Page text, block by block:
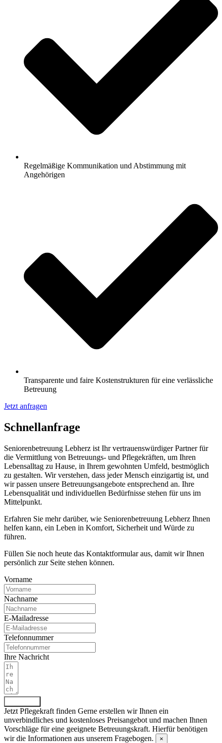
Regelmäßige Kommunikation und Abstimmung mit
Angehörigen
Transparente und faire Kostenstrukturen für eine verlässliche
Betreuung
Jetzt anfragen
Schnell­anfrage
Seniorenbetreuung Lebherz ist Ihr vertrauenswürdiger Partner für
die Vermittlung von Betreuungs- und Pflegekräften, um Ihren
Lebensalltag zu Hause, in Ihrem gewohnten Umfeld, bestmöglich
zu gestalten. Wir verstehen, dass jeder Mensch einzigartig ist, und
wir passen unsere Betreuungsangebote entsprechend an. Ihre
Lebensqualität und individuellen Bedürfnisse stehen für uns im
Mittelpunkt.
Erfahren Sie mehr darüber, wie Seniorenbetreuung Lebherz Ihnen
helfen kann, ein Leben in Komfort, Sicherheit und Würde zu
führen.
Füllen Sie noch heute das Kontaktformular aus, damit wir Ihnen
persönlich zur Seite stehen können.
Vorname
Nachname
E-Mailadresse
Telefonnummer
Ihre Nachricht
Jetzt Pflegekraft finden Gerne erstellen wir Ihnen ein
unverbindliches und kostenloses Preisangebot und machen Ihnen
Vorschläge für eine geeignete Betreuungskraft. Hierfür benötigen
wir die Informationen aus unserem Fragebogen.
×